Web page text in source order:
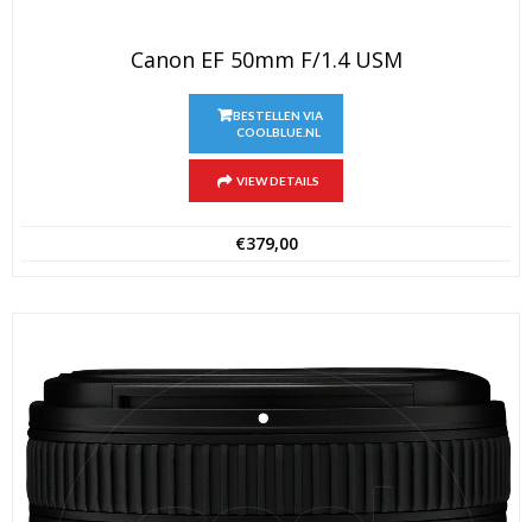
Canon EF 50mm F/1.4 USM
BESTELLEN VIA
COOLBLUE.NL
VIEW DETAILS
€379,00